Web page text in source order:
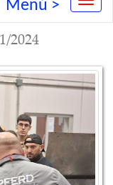
Menú >
2024